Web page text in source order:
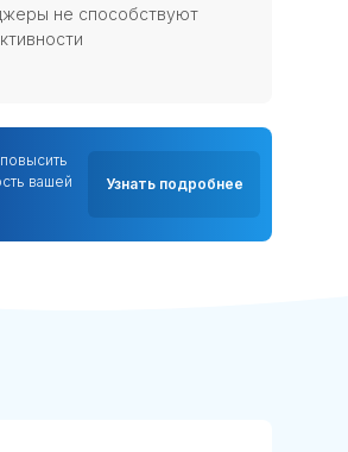
не способствуют
повысить
вашей
Узнать подробнее